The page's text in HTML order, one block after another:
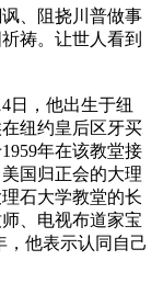
、阻挠川普做事
祷。让世人看到
日，他出生于纽
纽约皇后区牙买
年在该教堂接
国归正会的大理
石大学教堂的长
、电视布道家宝
，他表示认同自己